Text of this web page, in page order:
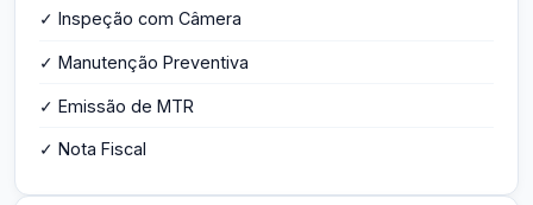
✓ Inspeção com Câmera
✓ Manutenção Preventiva
✓ Emissão de MTR
✓ Nota Fiscal